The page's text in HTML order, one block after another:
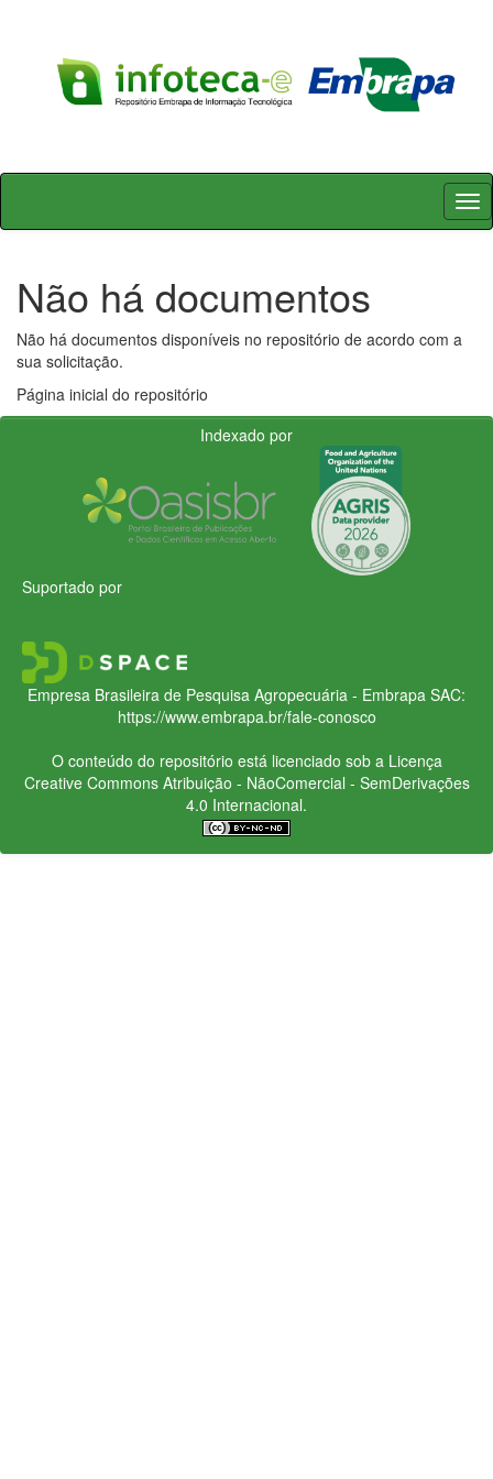
Skip
Não há documentos
Não há documentos disponíveis no repositório de acordo com a
sua solicitação.
Página inicial do repositório
Indexado por
Suportado por
Empresa Brasileira de Pesquisa Agropecuária - Embrapa SAC:
https://www.embrapa.br/fale-conosco
O conteúdo do repositório está licenciado sob a Licença
Creative CommonsAtribuição - NãoComercial - SemDerivações
4.0 Internacional.